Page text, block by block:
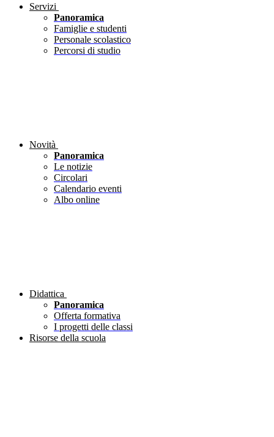
Servizi
Panoramica
Famiglie e studenti
Personale scolastico
Percorsi di studio
Novità
Panoramica
Le notizie
Circolari
Calendario eventi
Albo online
Didattica
Panoramica
Offerta formativa
I progetti delle classi
Risorse della scuola